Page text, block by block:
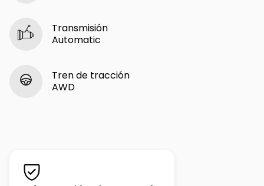
Transmisión
Automatic
Tren de tracción
AWD